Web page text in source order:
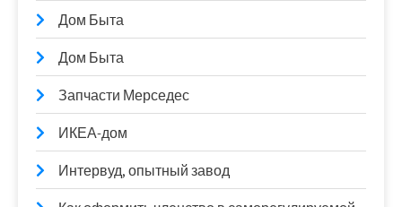
Дом Быта
Дом Быта
Запчасти Мерседес
ИКЕА-дом
Интервуд, опытный завод